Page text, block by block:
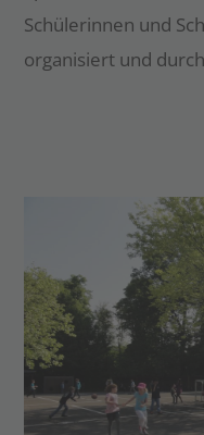
Schülerinnen und
organisiert und